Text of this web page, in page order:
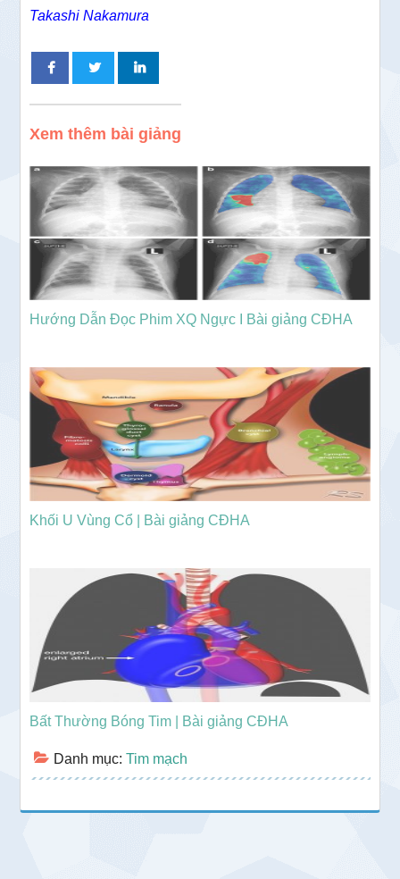
Takashi Nakamura
Xem thêm bài giảng
Hướng Dẫn Đọc Phim XQ Ngực I Bài giảng CĐHA
Khối U Vùng Cổ | Bài giảng CĐHA
Bất Thường Bóng Tim | Bài giảng CĐHA
Danh mục:Tim mạch